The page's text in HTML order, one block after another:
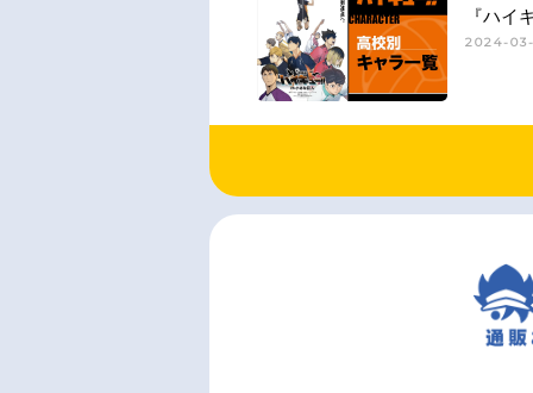
『ハイ
2024-